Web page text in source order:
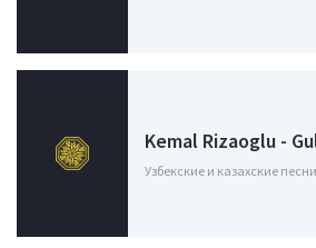
Kemal Rizaoglu -
Узбекские и казахские